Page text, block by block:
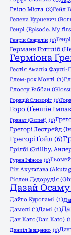
Гвідо Міста (2)Гейл
Гелена Курцевич
Генрі (Episode. My
Генрік Санделін (0)
Германн Готтліб
Герміона
Гестія Амалія
Глем-рок Монті (1)
Глоссу Раббан
Горацій Слизоріг (0)
Горо (Ґеншін
Гранат (Garnet) (0)
Грегорі Лестрейд
Грегорі Ґойл (6)
Грілбі (Grillby,
Гурен Ічіносе (0)
Гін Акутаґава
Гіслен Дедорудія
Дазай Осаму
Дайго Курогамі (1)
Дамелі (1)Дамі (1)
Дан Като (Dan Katо)
Даниїл Іващенко (0)